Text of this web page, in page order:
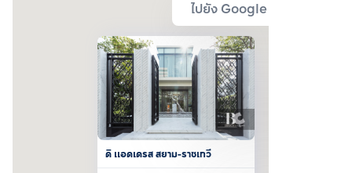
ไปยัง Google Map
ดิ แอดเดรส สยาม-ราชเทวี